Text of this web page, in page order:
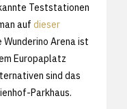
Teststationen
auf dieser
Wunderino Arena ist
Europaplatz
sind das
Parkhaus.